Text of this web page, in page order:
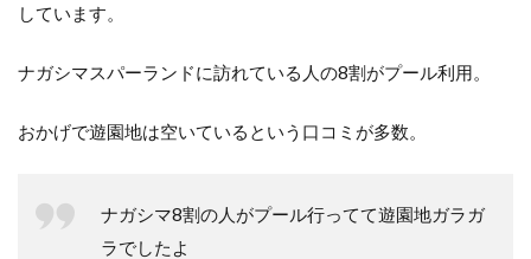
しています。
ナガシマスパーランドに訪れている人の8割がプール利用。
おかげで遊園地は空いているという口コミが多数。
ナガシマ8割の人がプール行ってて遊園地ガラガ
ラでしたよ